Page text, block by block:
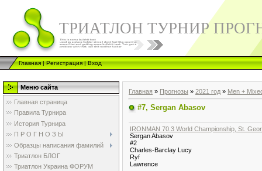
ТРИАТЛОН ТУРНИР
Главная|Регистрация|Вход
Меню сайта
Главная страница
Правила Турнира
История Турнира
П Р О Г Н О З Ы
Образцы написания фамилий
Триатлон БЛОГ
Триатлон Украина ФОРУМ
Главная » Прогнозы » 2021 год » Men +
#7, Sergan Abasov
IRONMAN 70.3 World Championship, St.
Sergan Abasov
#2
Charles-Barclay Lucy
Ryf
Lawrence